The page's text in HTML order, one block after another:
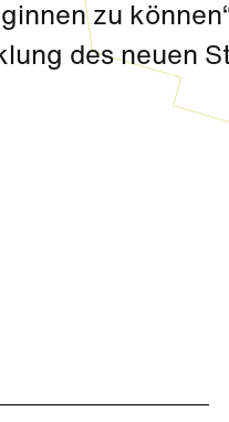
zu
des neuen